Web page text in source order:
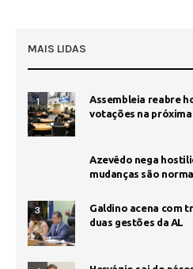
MAIS LIDAS
1
Assembleia reabre
votações na próxima
Azevêdo nega
mudanças são
3
Galdino acena com
duas gestões da AL